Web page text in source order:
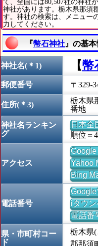
て、全国には80,507社の神社
神社があります。栃木県那須
す。神社の検索は、メニュー
力してください。
『幣石神社 』の基
神社名(＊1) 【幣
郵便番号 〒329-
住所(＊3)
栃木県
番地
神社名ランキン
グ
日本全
順位＝
アクセス
Yahoo
Bing
電話番号
iタウ
電話番
県・市町村コー
ド
栃木県
郡那須